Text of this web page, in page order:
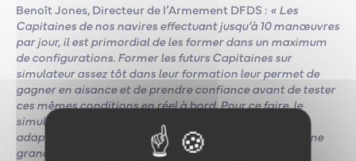
Benoît Jones, Directeur de l’Armement DFDS : « Les
Capitaines de nos navires effectuant jusqu’à 10 manœuvres
par jour, il est primordial de les former dans un maximum
de configurations. Former les futurs Capitaines sur
simulateur assez tôt dans leur formation leur permet de
gagner en aisance et de prendre confiance avant de tester
ces mêmes conditions en réel à bord. Pour ce faire, le
simulateur de l’ENSM du Havre est particulièrement
adapté et l’expérience des deux instructeurs ENSM d’une
grande aide. »